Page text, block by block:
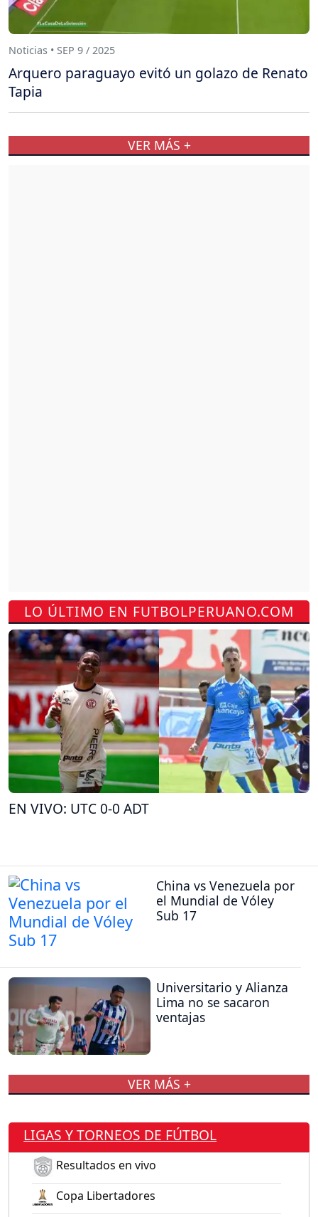
LO ÚLTIMO EN FUTBOLPERUANO.COM
EN VIVO: UTC 0-0 ADT
China vs Venezuela por
el Mundial de Vóley
Sub 17
Universitario y Alianza
Lima no se sacaron
ventajas
VER MÁS +
LIGAS Y TORNEOS DE FÚTBOL
Resultados en vivo
Copa Libertadores
Noticias • SEP 9 / 2025
Arquero paraguayo evitó un golazo de Renato
Tapia
VER MÁS +